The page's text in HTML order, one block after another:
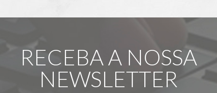
RECEBA A NOSSA
NEWSLETTER